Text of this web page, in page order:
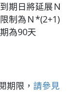
期日將延展Ｎ
制為Ｎ*(2+1)
為90天
期限， 請參見